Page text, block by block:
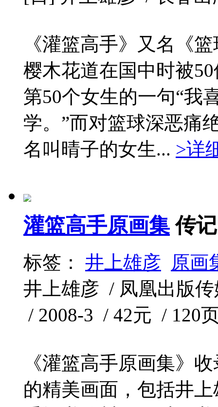
《灌篮高手》又名《
樱木花道在国中时被
第50个女生的一句“我
学。”而对篮球深恶痛
名叫晴子的女生... >详
灌篮高手原画集 传
标签： 井上雄彦
原画
井上雄彦 / 凤凰出版
/ 2008-3 / 42元 / 120
《灌篮高手原画集》
的精美画面，包括井